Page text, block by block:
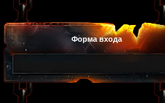
Форма входа